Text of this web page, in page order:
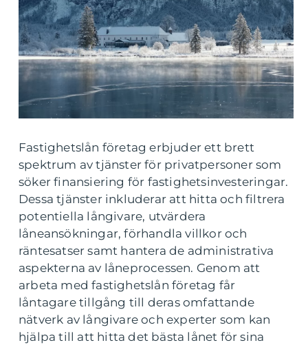
Fastighetslån företag erbjuder ett brett
spektrum av tjänster för privatpersoner som
söker finansiering för fastighetsinvesteringar.
Dessa tjänster inkluderar att hitta och filtrera
potentiella långivare, utvärdera
låneansökningar, förhandla villkor och
räntesatser samt hantera de administrativa
aspekterna av låneprocessen. Genom att
arbeta med fastighetslån företag får
låntagare tillgång till deras omfattande
nätverk av långivare och experter som kan
hjälpa till att hitta det bästa lånet för sina